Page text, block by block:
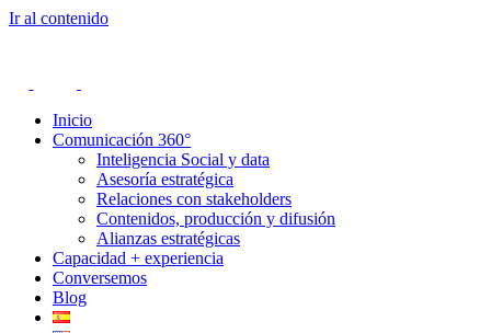
Ir al contenido
Inicio
Comunicación 360°
Inteligencia Social y data
Asesoría estratégica
Relaciones con stakeholders
Contenidos, producción y difusión
Alianzas estratégicas
Capacidad + experiencia
Conversemos
Blog